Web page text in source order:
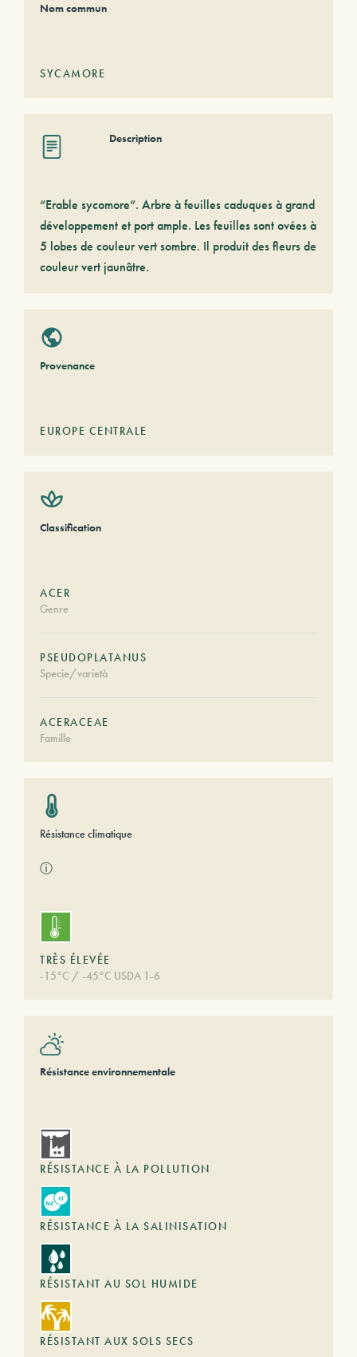
Nom commun
SYCAMORE
Description
“Erable sycomore”. Arbre à feuilles caduques à grand
développement et port ample. Les feuilles sont ovées à
5 lobes de couleur vert sombre. Il produit des fleurs de
couleur vert jaunâtre.
Provenance
EUROPE CENTRALE
Classification
ACER
Genre
PSEUDOPLATANUS
Specie/varietà
ACERACEAE
Famille
Résistance climatique
ⓘ
TRÈS ÉLEVÉE
-15°C / -45°C USDA 1-6
Résistance environnementale
RÉSISTANCE À LA POLLUTION
RÉSISTANCE À LA SALINISATION
RÉSISTANT AU SOL HUMIDE
RÉSISTANT AUX SOLS SECS